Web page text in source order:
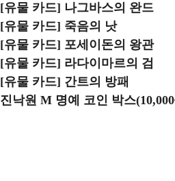
[유물 카드] 나그바스의 완드
[유물 카드] 죽음의 낫
[유물 카드] 포세이돈의 왕관
[유물 카드] 라다이마르의 검
[유물 카드] 간트의 방패
진낙원 M 명예 코인 박스